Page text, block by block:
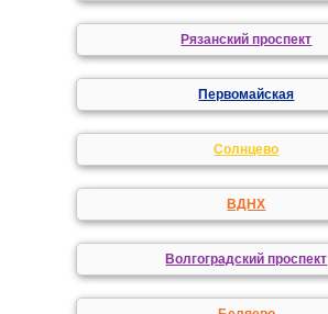
Рязанский проспект
Первомайская
Солнцево
ВДНХ
Волгоградский проспект